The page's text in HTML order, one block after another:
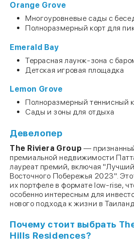
Orange Grove
Многоуровневые сады с
Полноразмерный корт для
Emerald Bay
Террасная лаунж-зона с
Детская игровая площадка
Lemon Grove
Полноразмерный теннисный
Сады и зоны для отдыха
Девелопер
The Riviera Group —
премиальной недвижимости
лауреат премий, включая
Восточного Побережья 2023".
их портфеле в формате low-rise,
особенно интересным для
нового подхода к жизни в
Почему стоит выбрать
Hills Residences?